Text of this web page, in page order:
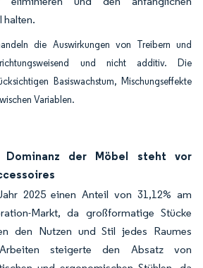
halten.
die Auswirkungen von Treibern und
und nicht additiv. Die
Basiswachstum, Mischungseffekte
Variablen.
Dominanz der Möbel steht vor
2025 einen Anteil von 31,12% am
Markt, da großformatige Stücke
den Nutzen und Stil jedes Raumes
steigerte den Absatz von